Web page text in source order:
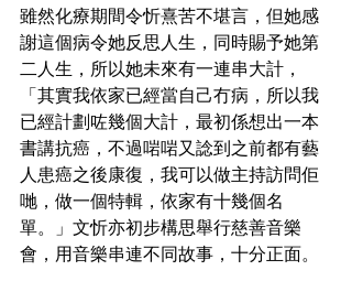
雖然化療期間令忻熹苦不堪言，但她感
謝這個病令她反思人生，同時賜予她第
二人生，所以她未來有一連串大計，
「其實我依家已經當自己冇病，所以我
已經計劃咗幾個大計，最初係想出一本
書講抗癌，不過啱啱又諗到之前都有藝
人患癌之後康復，我可以做主持訪問佢
哋，做一個特輯，依家有十幾個名
單。」文忻亦初步構思舉行慈善音樂
會，用音樂串連不同故事，十分正面。